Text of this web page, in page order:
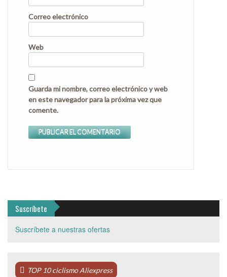
Correo electrónico
Web
Guarda mi nombre, correo electrónico y web
en este navegador para la próxima vez que
comente.
Suscríbete
Suscríbete a nuestras ofertas
TOP 10 ciclismo Aliexpress